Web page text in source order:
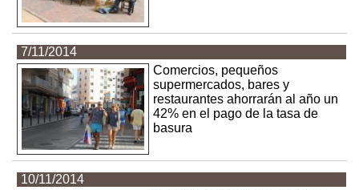
7/11/2014
Comercios, pequeños
supermercados, bares y
restaurantes ahorrarán al año un
42% en el pago de la tasa de
basura
10/11/2014